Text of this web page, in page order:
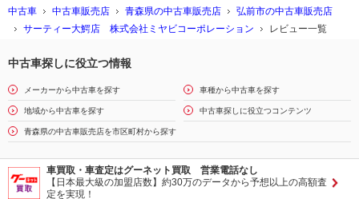
中古車 中古車販売店 青森県の中古車販売店
弘前市の中古車販売店
サーティー大鰐店 株式会社ミヤビコーポレーション
レビュー一覧
中古車探しに役立つ情報
メーカーから中古車を探す 車種から中古車を探す
地域から中古車を探す 中古車探しに役立つコンテンツ
青森県の中古車販売店を市区町村から探す
車買取・車査定はグーネット買取 営業電話なし
【日本最大級の加盟店数】約30万のデータから予想以上の高額査
定を実現！